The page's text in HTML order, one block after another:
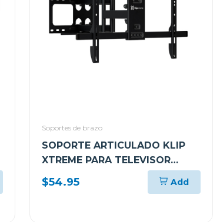
Soportes de brazo
SOPORTE ARTICULADO KLIP
XTREME PARA TELEVISOR
PLANOS Y CURVOS DE 37" A
90" KTM956
$54.95 Add